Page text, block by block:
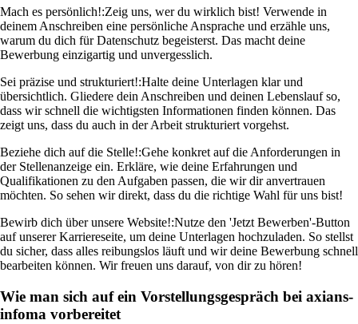
Mach es persönlich!:Zeig uns, wer du wirklich bist! Verwende in
deinem Anschreiben eine persönliche Ansprache und erzähle uns,
warum du dich für Datenschutz begeisterst. Das macht deine
Bewerbung einzigartig und unvergesslich.
Sei präzise und strukturiert!:Halte deine Unterlagen klar und
übersichtlich. Gliedere dein Anschreiben und deinen Lebenslauf so,
dass wir schnell die wichtigsten Informationen finden können. Das
zeigt uns, dass du auch in der Arbeit strukturiert vorgehst.
Beziehe dich auf die Stelle!:Gehe konkret auf die Anforderungen in
der Stellenanzeige ein. Erkläre, wie deine Erfahrungen und
Qualifikationen zu den Aufgaben passen, die wir dir anvertrauen
möchten. So sehen wir direkt, dass du die richtige Wahl für uns bist!
Bewirb dich über unsere Website!:Nutze den 'Jetzt Bewerben'-Button
auf unserer Karriereseite, um deine Unterlagen hochzuladen. So stellst
du sicher, dass alles reibungslos läuft und wir deine Bewerbung schnell
bearbeiten können. Wir freuen uns darauf, von dir zu hören!
Wie man sich auf ein Vorstellungsgespräch bei axians-
infoma vorbereitet